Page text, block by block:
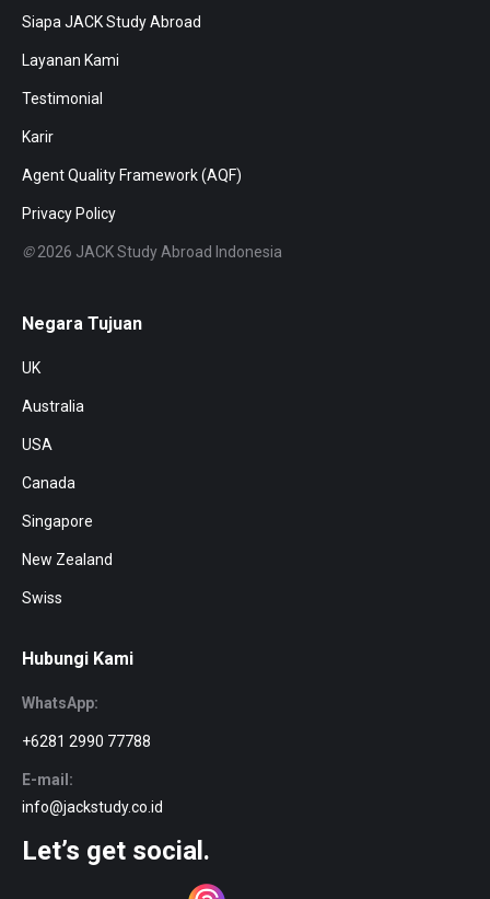
Siapa JACK Study Abroad
Layanan Kami
Testimonial
Karir
Agent Quality Framework (AQF)
Privacy Policy
©2026 JACK Study Abroad Indonesia
Negara Tujuan
UK
Australia
USA
Canada
Singapore
New Zealand
Swiss
Hubungi Kami
WhatsApp:
+6281 2990 77788
E-mail:
info@jackstudy.co.id
Let’s get social.